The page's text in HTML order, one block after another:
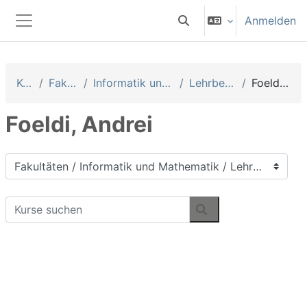
Website-Übersicht
Sucheingabe umschalten
Anmelden
Kurse Fakultäten Informatik und Mathematik Lehrbeauftragte Foeldi, Andrei
Foeldi, Andrei
Kursbereiche
Kurse suchen
Kurse suchen